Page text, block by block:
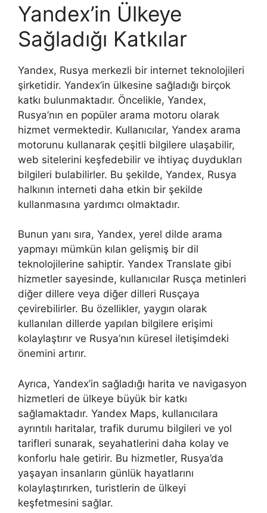
Yandex’in Ülkeye
Sağladığı Katkılar
Yandex, Rusya merkezli bir internet teknolojileri
şirketidir. Yandex’in ülkesine sağladığı birçok
katkı bulunmaktadır. Öncelikle, Yandex,
Rusya’nın en popüler arama motoru olarak
hizmet vermektedir. Kullanıcılar, Yandex arama
motorunu kullanarak çeşitli bilgilere ulaşabilir,
web sitelerini keşfedebilir ve ihtiyaç duydukları
bilgileri bulabilirler. Bu şekilde, Yandex, Rusya
halkının interneti daha etkin bir şekilde
kullanmasına yardımcı olmaktadır.
Bunun yanı sıra, Yandex, yerel dilde arama
yapmayı mümkün kılan gelişmiş bir dil
teknolojilerine sahiptir. Yandex Translate gibi
hizmetler sayesinde, kullanıcılar Rusça metinleri
diğer dillere veya diğer dilleri Rusçaya
çevirebilirler. Bu özellikler, yaygın olarak
kullanılan dillerde yapılan bilgilere erişimi
kolaylaştırır ve Rusya’nın küresel iletişimdeki
önemini artırır.
Ayrıca, Yandex’in sağladığı harita ve navigasyon
hizmetleri de ülkeye büyük bir katkı
sağlamaktadır. Yandex Maps, kullanıcılara
ayrıntılı haritalar, trafik durumu bilgileri ve yol
tarifleri sunarak, seyahatlerini daha kolay ve
konforlu hale getirir. Bu hizmetler, Rusya’da
yaşayan insanların günlük hayatlarını
kolaylaştırırken, turistlerin de ülkeyi
keşfetmesini sağlar.